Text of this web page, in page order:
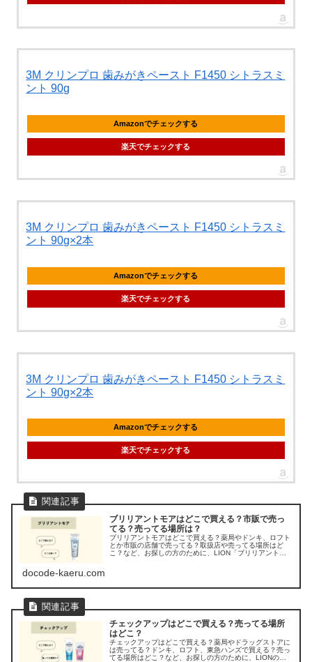
3M クリンプロ 歯みがきペースト F1450 シトラスミ
ント 90g
Amazonでチェックする
楽天でチェックする
3M クリンプロ 歯みがきペースト F1450 シトラスミ
ント 90g×2本
Amazonでチェックする
楽天でチェックする
3M クリンプロ 歯みがきペースト F1450 シトラスミ
ント 90g×2本
Amazonでチェックする
楽天でチェックする
ブリリアントモアはどこで買える？市販で売っ
てる？売ってる場所は？
ブリリアントモアはどこで買える？薬局やドンキ、ロフト
とか市販の店舗で売ってる？取扱店や売ってる場所はど
こ？など、お探しの方のために、LION「ブリリアントモ
docode-kaeru.com
チェックアップはどこで買える？売ってる場所
はどこ？
チェックアップはどこで買える？薬局やドラッグストアに
は売ってる？ドンキ、ロフト、東急ハンズで買える？売っ
てる場所はどこ？など、お探しの方のために、LIONの高